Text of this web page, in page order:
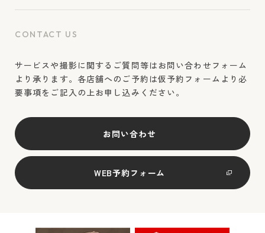
CONTACT US
サービスや撮影に関するご質問等はお問い合わせフォーム
より承ります。各店舗へのご予約は仮予約フォームより必
要事項をご記入の上お申し込みください。
お問い合わせ
WEB予約フォーム